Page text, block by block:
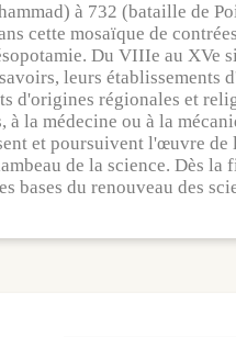
à 732 (bataille de
cette mosaïque de
Du VIIIe au XVe
leurs
d'origines régionales et
à la médecine ou à la
et poursuivent l'œuvre
de la science. Dès la
bases du renouveau des